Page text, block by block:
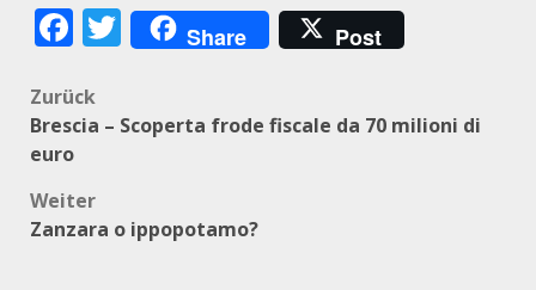
Facebook
Twitter
Share Post
Beitragsnavigation
Zurück
Brescia – Scoperta frode fiscale da 70 milioni di
euro
Weiter
Zanzara o ippopotamo?